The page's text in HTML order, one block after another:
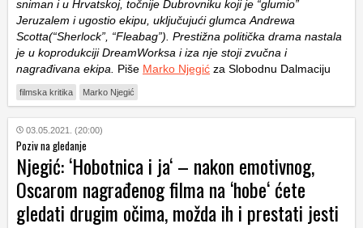
sniman i u Hrvatskoj, točnije Dubrovniku koji je “glumio”
Jeruzalem i ugostio ekipu, uključujući glumca Andrewa
Scotta(“Sherlock”, “Fleabag”). Prestižna politička drama nastala
je u koprodukciji DreamWorksa i iza nje stoji zvučna i
nagrađivana ekipa. Piše Marko Njegić za Slobodnu Dalmaciju
filmska kritika Marko Njegić
03.05.2021. (20:00)
Poziv na gledanje
Njegić: ‘Hobotnica i ja‘ – nakon emotivnog,
Oscarom nagrađenog filma na ‘hobe‘ ćete
gledati drugim očima, možda ih i prestati jesti